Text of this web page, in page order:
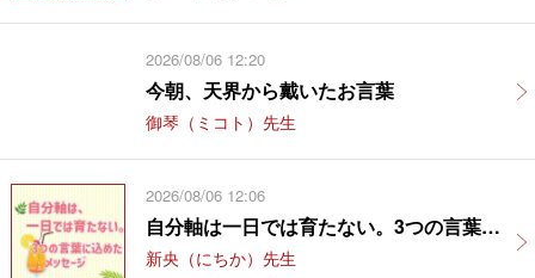
2026/08/06 12:20
今朝、天界から戴いたお言葉
御琴（ミコト）先生
2026/08/06 12:06
自分軸は一日では育たない。3つの言葉…
新央（にちか）先生